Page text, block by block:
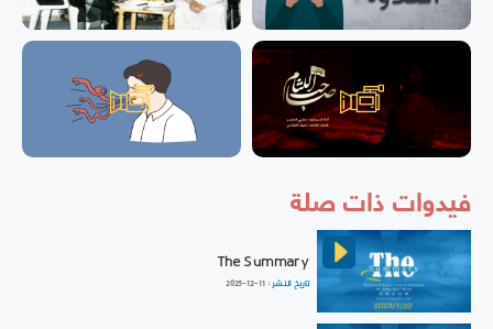
فيدوات ذات صلة
The Summary
تاريخ النشر : 2025-12-11